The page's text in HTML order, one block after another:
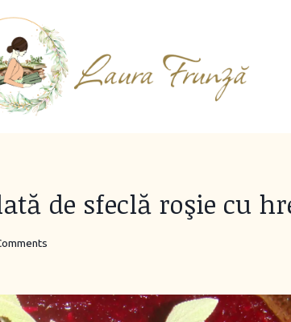
de sfeclă roşie cu